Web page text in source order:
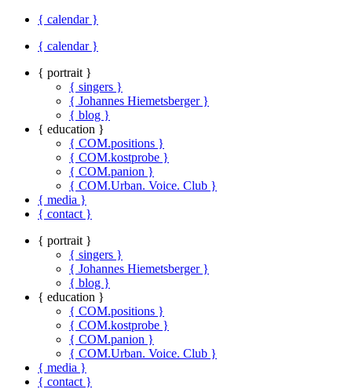
{ calendar }
{ calendar }
{ portrait }
{ singers }
{ Johannes Hiemetsberger }
{ blog }
{ education }
{ COM.positions }
{ COM.kostprobe }
{ COM.panion }
{ COM.Urban. Voice. Club }
{ media }
{ contact }
{ portrait }
{ singers }
{ Johannes Hiemetsberger }
{ blog }
{ education }
{ COM.positions }
{ COM.kostprobe }
{ COM.panion }
{ COM.Urban. Voice. Club }
{ media }
{ contact }